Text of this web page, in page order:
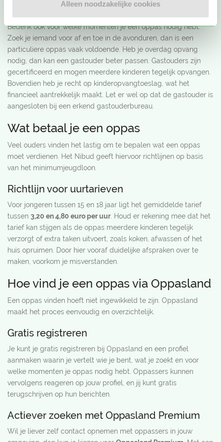
Alleen noodzakelijke cookies
Bedenk ook voor welke momenten je een oppas nodig hebt.
Zoek je iemand voor af en toe in de avonduren, dan is een
particuliere oppas vaak voldoende. Heb je overdag opvang
nodig, dan kan een gastouder beter passen. Gastouders zijn
gecertificeerd en mogen meerdere kinderen tegelijk opvangen.
Bovendien heb je recht op kinderopvangtoeslag, wat het
financieel aantrekkelijk maakt. Let er wel op dat de gastouder is
aangesloten bij een erkend gastouderbureau.
Wat betaal je een oppas
Veel ouders vinden het lastig om te bepalen wat een oppas
moet verdienen. Het Nibud geeft hiervoor richtlijnen op basis
van het minimumjeugdloon.
Richtlijn voor uurtarieven
Voor jongeren tussen 15 en 18 jaar ligt het gemiddelde tarief
tussen 3,20 en 4,80 euro per uur. Houd er rekening mee dat het
tarief kan stijgen als de oppas meerdere kinderen tegelijk
verzorgt of extra taken uitvoert, zoals koken, afwassen of het
huis opruimen. Door hier vooraf duidelijke afspraken over te
maken, voorkom je misverstanden.
Hoe vind je een oppas via Oppasland
Een oppas vinden hoeft niet ingewikkeld te zijn. Oppasland
maakt het proces eenvoudig en overzichtelijk.
Gratis registreren
Je kunt je gratis registreren bij Oppasland en een profiel
aanmaken waarin je vertelt wie je bent, wat je zoekt en voor
welke momenten je oppas nodig hebt. Oppassers kunnen
vervolgens reageren op jouw profiel, en jij kunt gratis
terugschrijven op hun berichten.
Actiever zoeken met Oppasland Premium
Wil je liever zelf contact opnemen met oppassers in jouw